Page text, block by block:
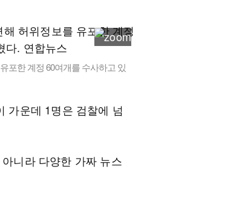
포한 계정 60여개를 수사하고 있
가운데 1명은 검찰에 넘
니라 다양한 가짜 뉴스